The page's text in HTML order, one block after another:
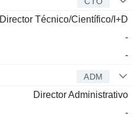
Director Técnico/Científico/I+D
-
-
ADM
Director Administrativo
-